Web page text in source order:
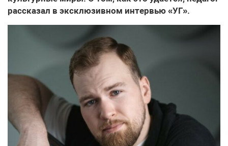
рассказал в эксклюзивном интервью «УГ».